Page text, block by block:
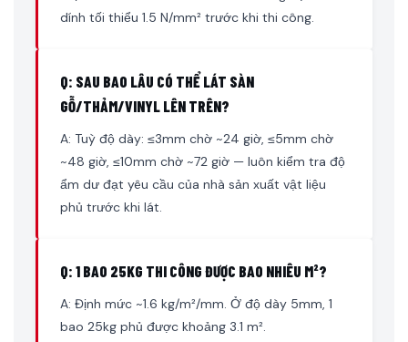
dính tối thiểu 1.5 N/mm² trước khi thi công.
Q: SAU BAO LÂU CÓ THỂ LÁT SÀN
GỖ/THẢM/VINYL LÊN TRÊN?
A: Tuỳ độ dày: ≤3mm chờ ~24 giờ, ≤5mm chờ
~48 giờ, ≤10mm chờ ~72 giờ — luôn kiểm tra độ
ẩm dư đạt yêu cầu của nhà sản xuất vật liệu
phủ trước khi lát.
Q: 1 BAO 25KG THI CÔNG ĐƯỢC BAO NHIÊU M²?
A: Định mức ~1.6 kg/m²/mm. Ở độ dày 5mm, 1
bao 25kg phủ được khoảng 3.1 m².